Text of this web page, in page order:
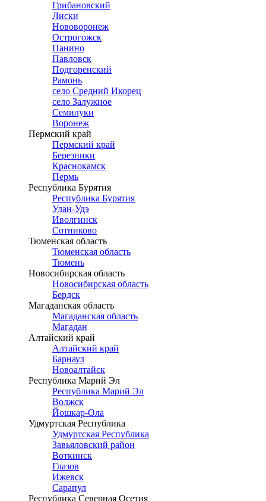
Грибановский
Лиски
Нововоронеж
Острогожск
Панино
Павловск
Подгоренский
Рамонь
село Средний Икорец
село Залужное
Семилуки
Воронеж
Пермский край
Пермский край
Березники
Краснокамск
Пермь
Республика Бурятия
Республика Бурятия
Улан-Удэ
Иволгинск
Сотниково
Тюменская область
Тюменская область
Тюмень
Новосибирская область
Новосибирская область
Бердск
Магаданская область
Магаданская область
Магадан
Алтайский край
Алтайский край
Барнаул
Новоалтайск
Республика Марий Эл
Республика Марий Эл
Волжск
Йошкар-Ола
Удмуртская Республика
Удмуртская Республика
Завьяловский район
Воткинск
Глазов
Ижевск
Сарапул
Республика Северная Осетия